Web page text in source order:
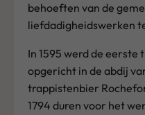
behoeften van de
liefdadigheidswerken
In 1595 werd de
opgericht in de abdij
trappistenbier
1794 duren voor het